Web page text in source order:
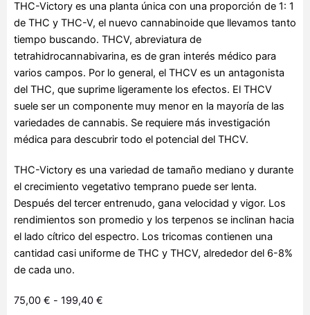
THC-Victory es una planta única con una proporción de 1: 1
de THC y THC-V, el nuevo cannabinoide que llevamos tanto
tiempo buscando. THCV, abreviatura de
tetrahidrocannabivarina, es de gran interés médico para
varios campos. Por lo general, el THCV es un antagonista
del THC, que suprime ligeramente los efectos. El THCV
suele ser un componente muy menor en la mayoría de las
variedades de cannabis. Se requiere más investigación
médica para descubrir todo el potencial del THCV.
THC-Victory es una variedad de tamaño mediano y durante
el crecimiento vegetativo temprano puede ser lenta.
Después del tercer entrenudo, gana velocidad y vigor. Los
rendimientos son promedio y los terpenos se inclinan hacia
el lado cítrico del espectro. Los tricomas contienen una
cantidad casi uniforme de THC y THCV, alrededor del 6-8%
de cada uno.
75,00 € - 199,40 €